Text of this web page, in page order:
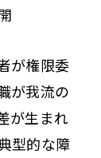
が権限委
が我流の
が生まれ
型的な障